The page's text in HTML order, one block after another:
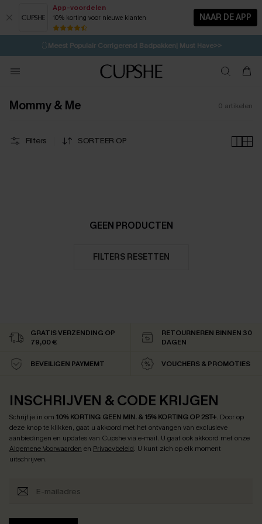
App-voordelen
10% korting voor nieuwe klanten NAAR DE APP
⚡️LAATSTE KANS | Tot 50% korting>>
🩱Meest Populair Corrigerend Badpakken| Must Have>>
💌Abonneer je & ontvang tot 15% korting>>
Koop 3, krijg 15% korting | CODE: SW15
Mommy & Me 0 artikelen
Filters SORTEER OP
GEEN PRODUCTEN
FILTERS RESETTEN
GRATIS VERZENDING OP
79,00 €
RETOURNEREN BINNEN 30
DAGEN
BEVEILIGEN PAYMEMT VOUCHERS & PROMOTIES
INSCHRIJVEN & CODE KRIJGEN
Schrijf je in om 10% KORTING GEEN MIN. & 15% KORTING OP 2ST+. Door op
deze knop te klikken, gaat u akkoord met het ontvangen van exclusieve
aanbiedingen en updates van Cupshe via e-mail. U gaat ook akkoord met onze
Algemene Voorwaarden en Privacybeleid. U kunt zich op elk moment
uitschrijven.